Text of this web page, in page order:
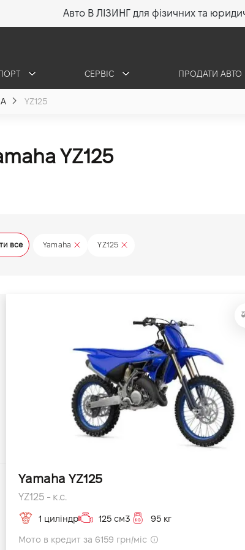
Авто В ЛІЗИНГ для фізичних та
СЕРВІС ПРОДАТИ АВТО
YZ125
YZ125
все Yamaha YZ125
Yamaha YZ125
YZ125 - к.с.
1 циліндр 125 см3 95 кг
Мото в кредит за 6159 грн/міс
за